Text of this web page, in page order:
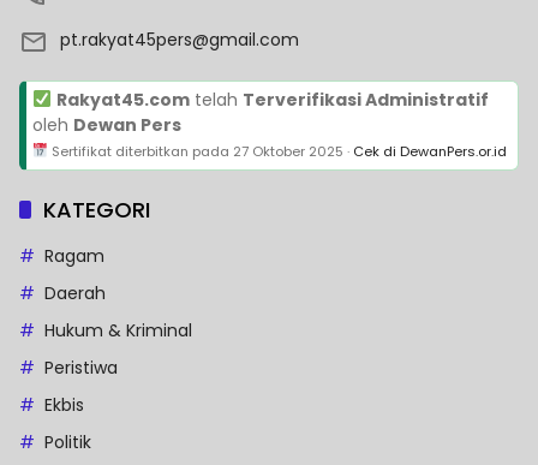
pt.rakyat45pers@gmail.com
Rakyat45.comtelah Terverifikasi Administratif
oleh Dewan Pers
Sertifikat diterbitkan pada 27 Oktober 2025 · Cek di DewanPers.or.id
KATEGORI
Ragam
Daerah
Hukum & Kriminal
Peristiwa
Ekbis
Politik